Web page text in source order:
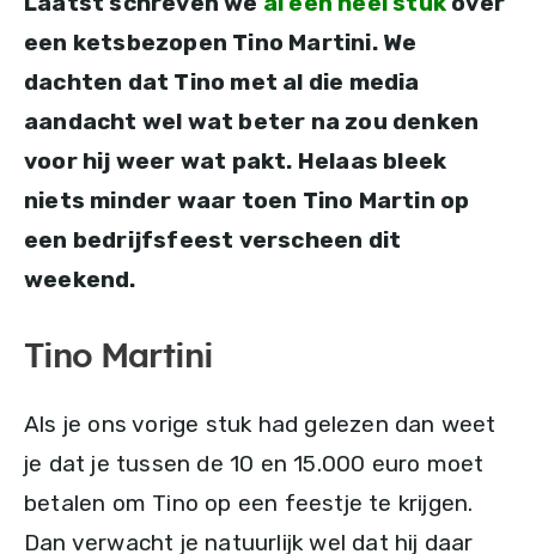
een ketsbezopen Tino Martini. We
dachten dat Tino met al die media
aandacht wel wat beter na zou denken
voor hij weer wat pakt. Helaas bleek
niets minder waar toen Tino Martin op
een bedrijfsfeest verscheen dit
weekend.
Tino Martini
Als je ons vorige stuk had gelezen dan weet
je dat je tussen de 10 en 15.000 euro moet
betalen om Tino op een feestje te krijgen.
Dan verwacht je natuurlijk wel dat hij daar